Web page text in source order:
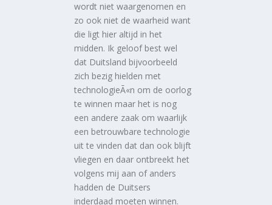
wordt niet waargenomen en
zo ook niet de waarheid want
die ligt hier altijd in het
midden. Ik geloof best wel
dat Duitsland bijvoorbeeld
zich bezig hielden met
technologieÃ«n om de oorlog
te winnen maar het is nog
een andere zaak om waarlijk
een betrouwbare technologie
uit te vinden dat dan ook blijft
vliegen en daar ontbreekt het
volgens mij aan of anders
hadden de Duitsers
inderdaad moeten winnen.